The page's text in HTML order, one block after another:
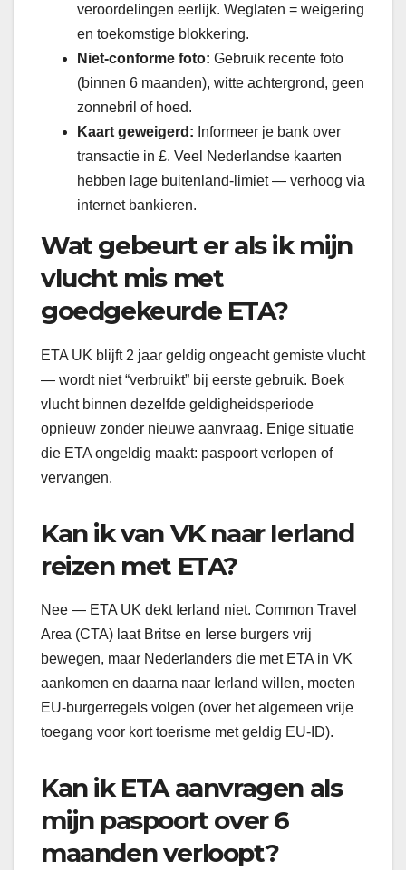
veroordelingen eerlijk. Weglaten = weigering
en toekomstige blokkering.
Niet-conforme foto: Gebruik recente foto
(binnen 6 maanden), witte achtergrond, geen
zonnebril of hoed.
Kaart geweigerd: Informeer je bank over
transactie in £. Veel Nederlandse kaarten
hebben lage buitenland-limiet — verhoog via
internet bankieren.
Wat gebeurt er als ik mijn
vlucht mis met
goedgekeurde ETA?
ETA UK blijft 2 jaar geldig ongeacht gemiste vlucht
— wordt niet “verbruikt” bij eerste gebruik. Boek
vlucht binnen dezelfde geldigheidsperiode
opnieuw zonder nieuwe aanvraag. Enige situatie
die ETA ongeldig maakt: paspoort verlopen of
vervangen.
Kan ik van VK naar Ierland
reizen met ETA?
Nee — ETA UK dekt Ierland niet. Common Travel
Area (CTA) laat Britse en Ierse burgers vrij
bewegen, maar Nederlanders die met ETA in VK
aankomen en daarna naar Ierland willen, moeten
EU-burgerregels volgen (over het algemeen vrije
toegang voor kort toerisme met geldig EU-ID).
Kan ik ETA aanvragen als
mijn paspoort over 6
maanden verloopt?